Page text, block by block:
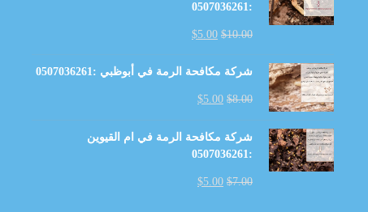
:0507036261
$10.00
$5.00
شركة مكافحة الرمة في أبوظبي :0507036261
$8.00
$5.00
شركة مكافحة الرمة في ام القيوين
:0507036261
$7.00
$5.00